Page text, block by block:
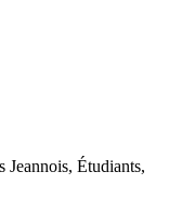
Jeannois, Étudiants,